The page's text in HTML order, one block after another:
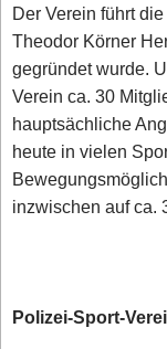
Der Verein führt
Theodor Körner
gegründet wurde.
Verein ca. 30
hauptsächliche
heute in vielen
inzwischen auf ca.
Polizei-Sport-